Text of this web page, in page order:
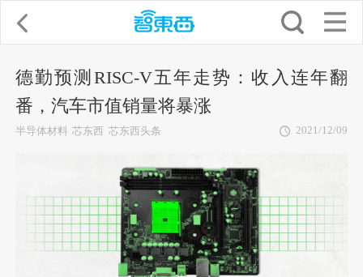
德勤预测RISC-V五年走势：收入连年翻
番，汽车市值销量将暴涨
半导体材料 芯东西 芯东西头条 2021/12/09